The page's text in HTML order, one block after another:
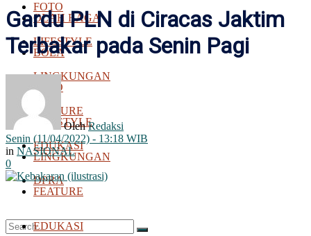
FOTO
LIFESTYLE
LINGKUNGAN
FEATURE
EDUKASI
DPRA
OLAH RAGA
BOLA
FOTO
LIFESTYLE
LINGKUNGAN
FEATURE
EDUKASI
Gardu PLN di Ciracas Jaktim
Terbakar pada Senin Pagi
Oleh Redaksi
Senin (11/04/2022) - 13:18 WIB
in NASIONAL
0